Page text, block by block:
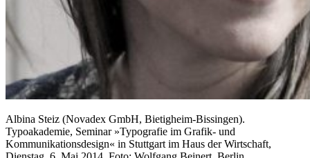
Albina Steiz (Novadex GmbH, Bietigheim-Bissingen).
Typoakademie, Seminar »Typografie im Grafik- und
Kommunikationsdesign« in Stuttgart im Haus der Wirtschaft,